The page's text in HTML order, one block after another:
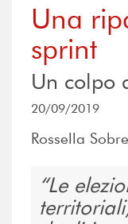
Una
sprint
Un colpo
20/09/2019
Rossella
Le